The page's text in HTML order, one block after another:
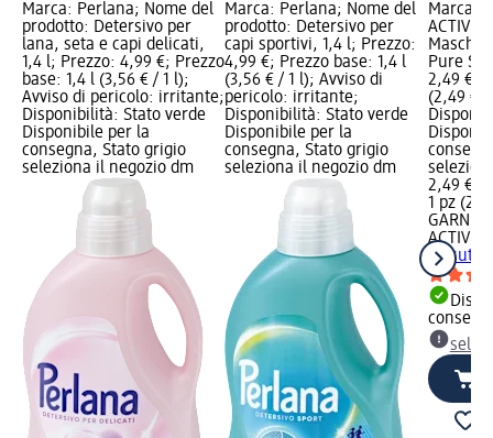
Marca: Perlana; Nome del
prodotto: Detersivo per
lana, seta e capi delicati,
1,4 l; Prezzo: 4,99 €; Prezzo
base: 1,4 l (3,56 € / 1 l);
Avviso di pericolo: irritante;
Disponibilità: Stato verde
Disponibile per la
consegna, Stato grigio
seleziona il negozio dm
Marca: Perlana; Nome del
prodotto: Detersivo per
capi sportivi, 1,4 l; Prezzo:
4,99 €; Prezzo base: 1,4 l
(3,56 € / 1 l); Avviso di
pericolo: irritante;
Disponibilità: Stato verde
Disponibile per la
consegna, Stato grigio
seleziona il negozio dm
Marca:
Pure
2,49 €;
(2,49 € /
2,49 €
1 pz
ACTIVE
tessuto